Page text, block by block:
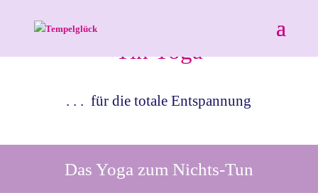
Yin Yoga
. . . für die totale Entspannung
Das Yoga zum Nichts-Tun